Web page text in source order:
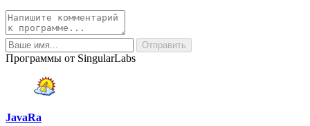
Программы от SingularLabs
JavaRa